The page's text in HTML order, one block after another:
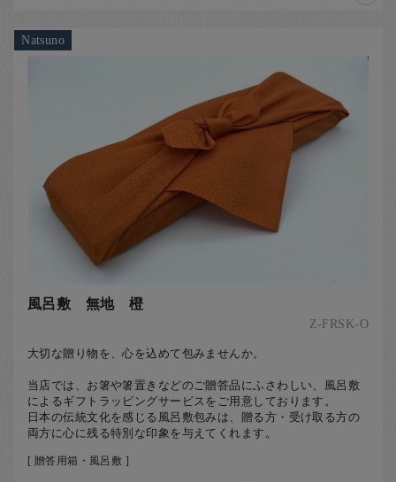
Natsuno
風呂敷 無地 橙
Z-FRSK-O
大切な贈り物を、心を込めて包みませんか。
当店では、お箸や箸置きなどのご贈答品にふさわしい、風呂敷
によるギフトラッピングサービスをご用意しております。
日本の伝統文化を感じる風呂敷包みは、贈る方・受け取る方の
両方に心に残る特別な印象を与えてくれます。
[ 贈答用箱・風呂敷 ]